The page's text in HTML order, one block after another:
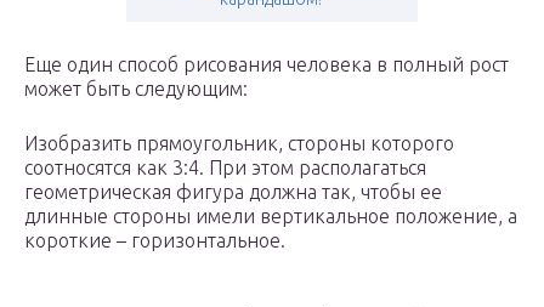
Еще один способ рисования человека в полный рост
может быть следующим:
Изобразить прямоугольник, стороны которого
соотносятся как 3:4. При этом располагаться
геометрическая фигура должна так, чтобы ее
длинные стороны имели вертикальное положение, а
короткие – горизонтальное.